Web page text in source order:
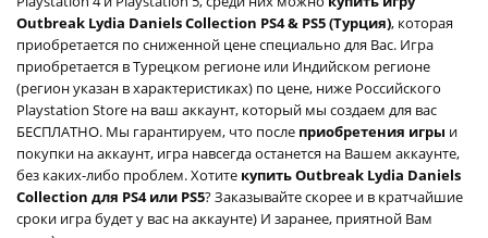
Outbreak Lydia Daniels Collection PS4 & PS5 (Турция), которая
приобретается по сниженной цене специально для Вас. Игра
приобретается в Турецком регионе или Индийском регионе
(регион указан в характеристиках) по цене, ниже Российского
Playstation Store на ваш аккаунт, который мы создаем для вас
БЕСПЛАТНО. Мы гарантируем, что после приобретения игры и
покупки на аккаунт, игра навсегда останется на Вашем аккаунте,
без каких-либо проблем. Хотите купить Outbreak Lydia Daniels
Collection для PS4 или PS5? Заказывайте скорее и в кратчайшие
сроки игра будет у вас на аккаунте) И заранее, приятной Вам